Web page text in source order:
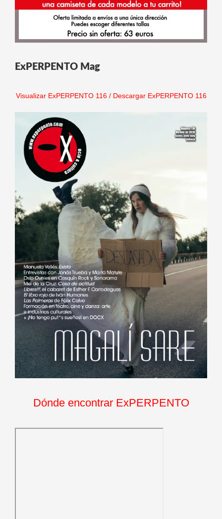
ExPERPENTO Mag
Visualizar ExPERPENTO 116/ Descargar ExPERPENTO 116
Dónde encontrar ExPERPENTO